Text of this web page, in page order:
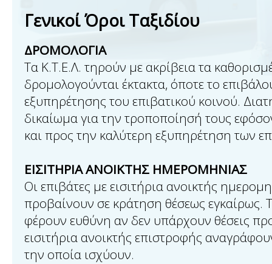
Γενικοί Όροι Ταξιδίου
ΔΡΟΜΟΛΟΓΙΑ
Τα Κ.Τ.Ε.Λ. τηρούν με ακρίβεια τα
δρομολογούνται έκτακτα, όποτε το
εξυπηρέτησης του επιβατικού κοινού.
δικαίωμα για την τροποποίησή τους
και προς την καλύτερη εξυπηρέτηση των
ΕΙΣΙΤΗΡΙΑ ΑΝΟΙΚΤΗΣ ΗΜΕΡΟΜΗΝΙΑΣ
Οι επιβάτες με εισιτήρια ανοικτής
προβαίνουν σε κράτηση θέσεως εγκαίρως.
φέρουν ευθύνη αν δεν υπάρχουν θέσεις
εισιτήρια ανοικτής επιστροφής
την οποία ισχύουν.